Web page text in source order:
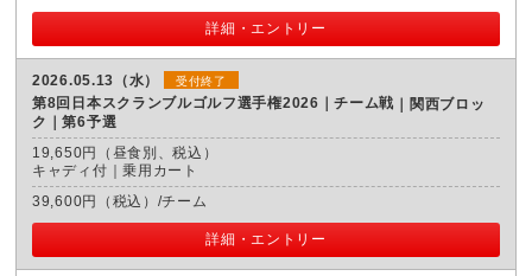
詳細・エントリー
2026.05.13（水） 受付終了
第8回日本スクランブルゴルフ選手権2026｜チーム戦
関西ブロッ
ク｜第6予選
19,650円（昼食別、税込）
キャディ付｜乗用カート
39,600円（税込）/チーム
詳細・エントリー